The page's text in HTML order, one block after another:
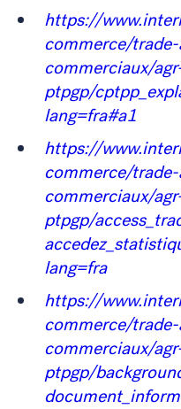
https://
commerce/
commerciaux/
ptpgp/
lang=fra#a1
https://
commerce/
commerciaux/
ptpgp/
lang=fra
https://
commerce/
commerciaux/
ptpgp/